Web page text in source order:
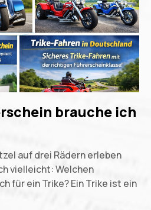
brauche ich
auf drei Rädern erleben
vielleicht: Welchen
für ein Trike? Ein Trike ist ein